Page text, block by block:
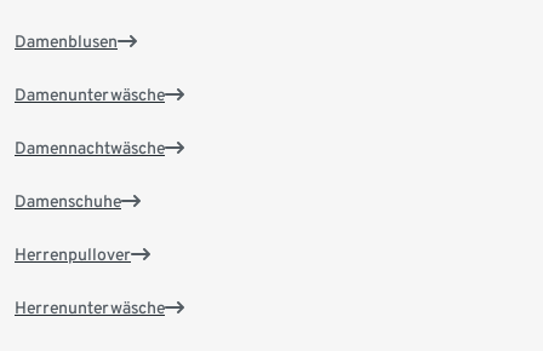
Damenblusen
Damenunterwäsche
Damennachtwäsche
Damenschuhe
Herrenpullover
Herrenunterwäsche